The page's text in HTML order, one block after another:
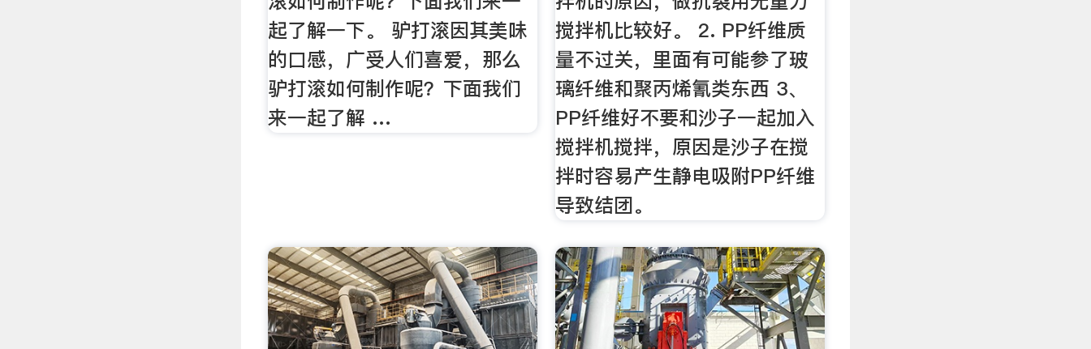
起了解一下。 驴打滚因其美味
的口感，广受人们喜爱，那么
驴打滚如何制作呢？下面我们
来一起了解 …
搅拌机比较好。 2. PP纤维质
量不过关，里面有可能参了玻
璃纤维和聚丙烯氰类东西 3、
PP纤维好不要和沙子一起加入
搅拌机搅拌，原因是沙子在搅
拌时容易产生静电吸附PP纤维
导致结团。